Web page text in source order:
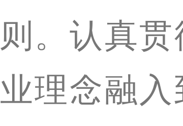
。认真贯
理念融入